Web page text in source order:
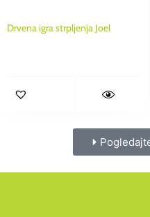
Drvena igra strpljenja Joel